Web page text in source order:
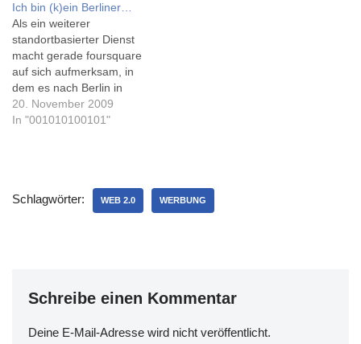
eine vieldiskutierte
Pressekonferenz 2.0 (via
PR Blogger). Johannes hat
sich Gedanken gemacht,
wie die PK auch hätte
aussehen können... Es
gibt…
Ich bin (k)ein Berliner…
Als ein weiterer
standortbasierter Dienst
macht gerade foursquare
auf sich aufmerksam, in
dem es nach Berlin in
weiteren deutschen Städten
wie Frankfurt 'eröffnet'.
auf. Und prompt wird 'extra
für Nico' auch Hamburg
20. November 2009
In "001010100101"
Schlagwörter: WEB 2.0 WERBUNG
Schreibe einen Kommentar
Deine E-Mail-Adresse wird nicht veröffentlicht.